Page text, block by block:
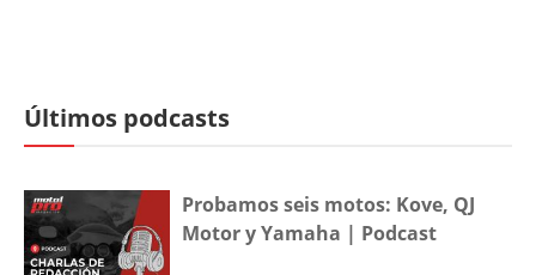
Últimos podcasts
Probamos seis motos: Kove, QJ
Motor y Yamaha | Podcast